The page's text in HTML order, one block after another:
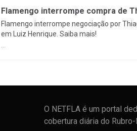
Flamengo interrompe compra de
Flamengo interrompe negociação por
em Luiz Henrique. Saiba mais!
...
O NETFLA é um portal
cobertura diária do